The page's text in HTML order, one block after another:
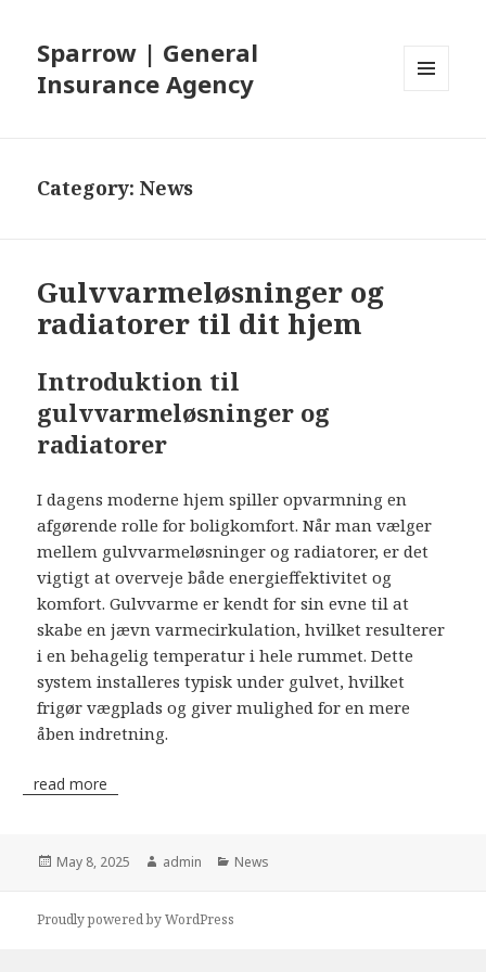
Sparrow | General
Insurance Agency
Category: News
Gulvvarmeløsninger og
radiatorer til dit hjem
Introduktion til
gulvvarmeløsninger og
radiatorer
I dagens moderne hjem spiller opvarmning en
afgørende rolle for boligkomfort. Når man vælger
mellem gulvvarmeløsninger og radiatorer, er det
vigtigt at overveje både energieffektivitet og
komfort. Gulvvarme er kendt for sin evne til at
skabe en jævn varmecirkulation, hvilket resulterer
i en behagelig temperatur i hele rummet. Dette
system installeres typisk under gulvet, hvilket
frigør vægplads og giver mulighed for en mere
åben indretning.
read more
Posted
May 8, 2025 Author
admin Categories
News
Proudly powered by WordPress